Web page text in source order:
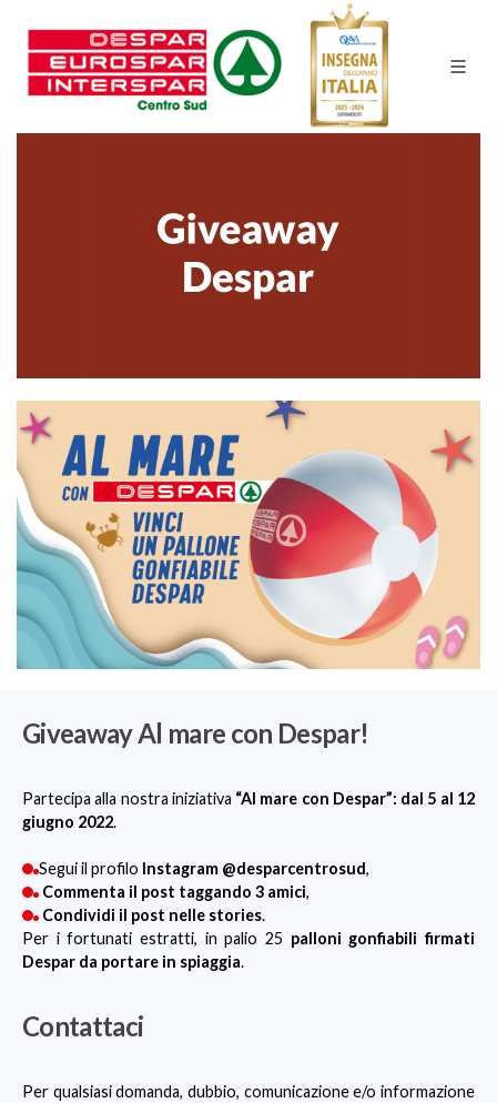
Giveaway Al mare con Despar!
Partecipa alla nostra iniziativa “Al mare con Despar”: dal 5 al 12
giugno 2022.
Segui il profilo Instagram @desparcentrosud,
Commenta il post taggando 3 amici,
Condividi il post nelle stories.
Per i fortunati estratti, in palio 25 palloni gonfiabili firmati
Despar da portare in spiaggia.
Contattaci
Per qualsiasi domanda, dubbio, comunicazione e/o informazione